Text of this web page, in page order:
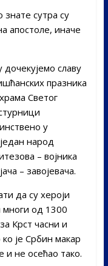
сутра су
апостоле, иначе
славу
празника
Светог
у
народ
– војника
– завојевача.
да су хероји
многи од 1300
Крст часни и
је Србин макар
и не осећао тако.